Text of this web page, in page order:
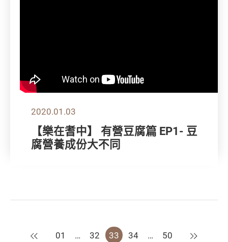
2020.01.03
【樂在耆中】 有營豆腐篇 EP1- 豆
腐營養成份大不同
上一頁
01 … 32 33 34 … 50 下一頁